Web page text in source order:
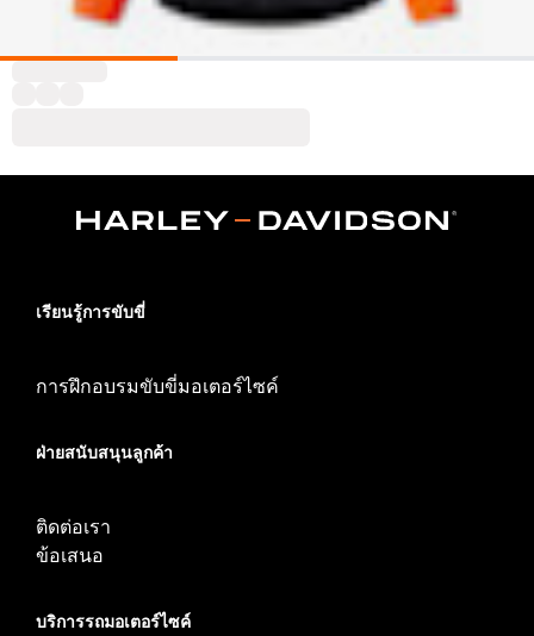
เรียนรู้การขับขี่
การฝึกอบรมขับขี่มอเตอร์ไซค์
ฝ่ายสนับสนุนลูกค้า
ติดต่อเรา
ข้อเสนอ
บริการรถมอเตอร์ไซค์​